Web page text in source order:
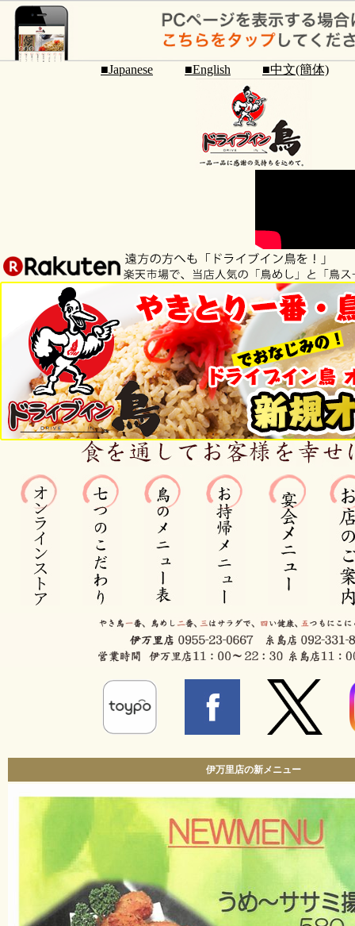
■Japanese ■English ■中文(簡体)
伊万里店の新メニュー